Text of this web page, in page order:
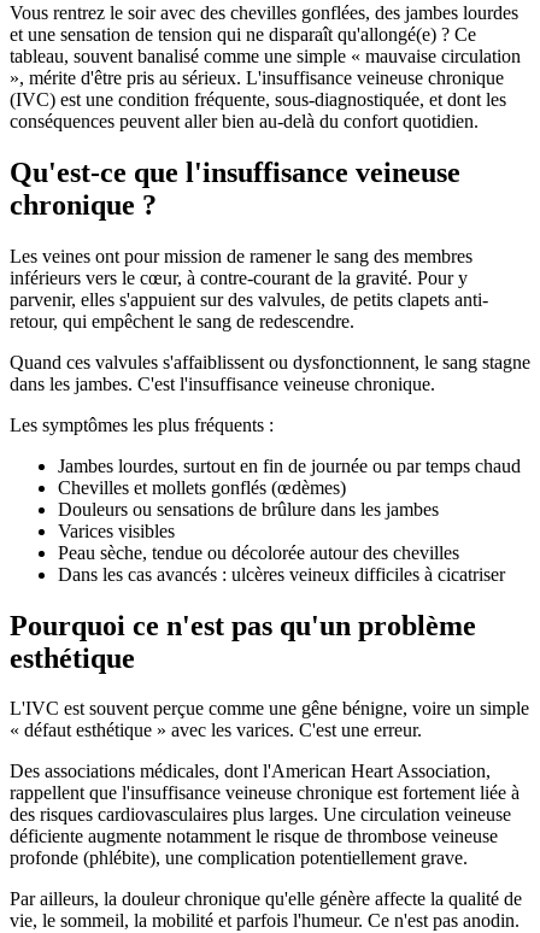
Vous rentrez le soir avec des chevilles gonflées, des jambes lourdes
et une sensation de tension qui ne disparaît qu'allongé(e) ? Ce
tableau, souvent banalisé comme une simple « mauvaise circulation
», mérite d'être pris au sérieux. L'insuffisance veineuse chronique
(IVC) est une condition fréquente, sous-diagnostiquée, et dont les
conséquences peuvent aller bien au-delà du confort quotidien.
Qu'est-ce que l'insuffisance veineuse
chronique ?
Les veines ont pour mission de ramener le sang des membres
inférieurs vers le cœur, à contre-courant de la gravité. Pour y
parvenir, elles s'appuient sur des valvules, de petits clapets anti-
retour, qui empêchent le sang de redescendre.
Quand ces valvules s'affaiblissent ou dysfonctionnent, le sang stagne
dans les jambes. C'est l'insuffisance veineuse chronique.
Les symptômes les plus fréquents :
Jambes lourdes, surtout en fin de journée ou par temps chaud
Chevilles et mollets gonflés (œdèmes)
Douleurs ou sensations de brûlure dans les jambes
Varices visibles
Peau sèche, tendue ou décolorée autour des chevilles
Dans les cas avancés : ulcères veineux difficiles à cicatriser
Pourquoi ce n'est pas qu'un problème
esthétique
L'IVC est souvent perçue comme une gêne bénigne, voire un simple
« défaut esthétique » avec les varices. C'est une erreur.
Des associations médicales, dont l'American Heart Association,
rappellent que l'insuffisance veineuse chronique est fortement liée à
des risques cardiovasculaires plus larges. Une circulation veineuse
déficiente augmente notamment le risque de thrombose veineuse
profonde (phlébite), une complication potentiellement grave.
Par ailleurs, la douleur chronique qu'elle génère affecte la qualité de
vie, le sommeil, la mobilité et parfois l'humeur. Ce n'est pas anodin.